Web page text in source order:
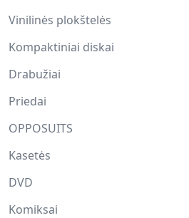
Vinilinės plokštelės
Kompaktiniai diskai
Drabužiai
Priedai
OPPOSUITS
Kasetės
DVD
Komiksai